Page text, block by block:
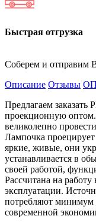
Быстрая отгрузка
Соберем и отправим
Описание Отзывы
Предлагаем заказать
проекционную
великолепно
Лампочка
яркие, живые, они
устанавливается в
своей работой,
Рассчитана на
эксплуатации.
потребляют минимум
современной